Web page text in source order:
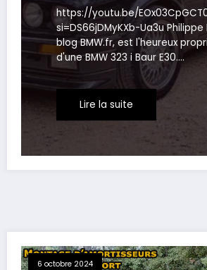
https://youtu.be/
si=DS66jDMyKXb-Ua3u
blog BMW.fr, est l'heureux
d'une BMW 323 i Baur E30.…
Lire la suite
6 octobre 2024